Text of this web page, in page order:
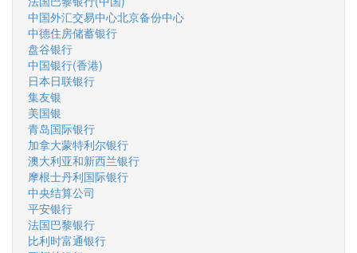
中国外汇交易中心北京备份中心
中德住房储蓄银行
盘谷银行
中国银行(香港)
日本日联银行
集友银
美国银
青岛国际银行
加拿大蒙特利尔银行
澳大利亚和新西兰银行
摩根士丹利国际银行
中央结算公司
平安银行
法国巴黎银行
比利时富通银行